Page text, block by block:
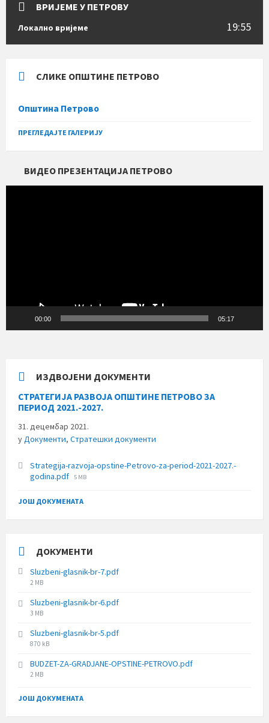
ВРИЈЕМЕ У ПЕТРОВУ
Локално вријеме 19:55
СЛИКЕ ОПШТИНЕ ПЕТРОВО
Општина Петрово
ПРЕГЛЕДАЈТЕ ГАЛЕРИЈУ
ВИДЕО ПРЕЗЕНТАЦИЈА ПЕТРОВО
00:00 05:17
ИЗДВОЈЕНИ ДОКУМЕНТИ
СТРАТЕГИЈА РАЗВОЈА ОПШТИНЕ ПЕТРОВО ЗА
ПЕРИОД 2021.-2027.
31. децембар 2021.
уДокументи, Стратешки документи
Strategija-razvoja-opstine-Petrovo-za-period-2021-2027.-
godina.pdf File
5 MB
ЈОШ ДОКУМЕНАТА
ДОКУМЕНТИ
Sluzbeni-glasnik-br-7.pdf
File
2 MB
Sluzbeni-glasnik-br-6.pdf
File
3 MB
Sluzbeni-glasnik-br-5.pdf
File
870 kB
BUDZET-ZA-GRADJANE-OPSTINE-PETROVO.pdf
File
2 MB
ЈОШ ДОКУМЕНАТА